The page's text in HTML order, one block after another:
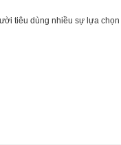
tiêu dùng nhiều sự lựa chọn